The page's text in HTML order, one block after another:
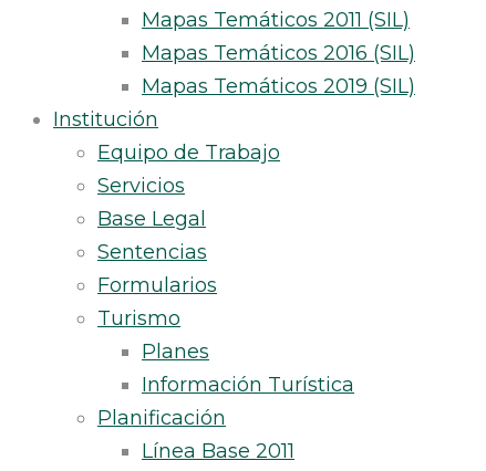
Mapas Temáticos 2011 (SIL)
Mapas Temáticos 2016 (SIL)
Mapas Temáticos 2019 (SIL)
Institución
Equipo de Trabajo
Servicios
Base Legal
Sentencias
Formularios
Turismo
Planes
Información Turística
Planificación
Línea Base 2011